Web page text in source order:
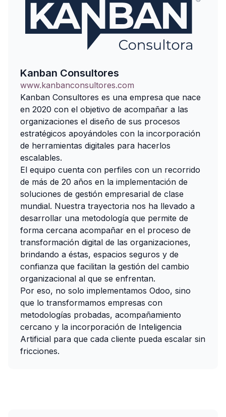
Kanban Consultores
www.kanbanconsultores.com
Kanban Consultores es una empresa que nace
en 2020 con el objetivo de acompañar a las
organizaciones el diseño de sus procesos
estratégicos apoyándoles con la incorporación
de herramientas digitales para hacerlos
escalables.
El equipo cuenta con perfiles con un recorrido
de más de 20 años en la implementación de
soluciones de gestión empresarial de clase
mundial. Nuestra trayectoria nos ha llevado a
desarrollar una metodología que permite de
forma cercana acompañar en el proceso de
transformación digital de las organizaciones,
brindando a éstas, espacios seguros y de
confianza que facilitan la gestión del cambio
organizacional al que se enfrentan.
Por eso, no solo implementamos Odoo, sino
que lo transformamos empresas con
metodologías probadas, acompañamiento
cercano y la incorporación de Inteligencia
Artificial para que cada cliente pueda escalar sin
fricciones.